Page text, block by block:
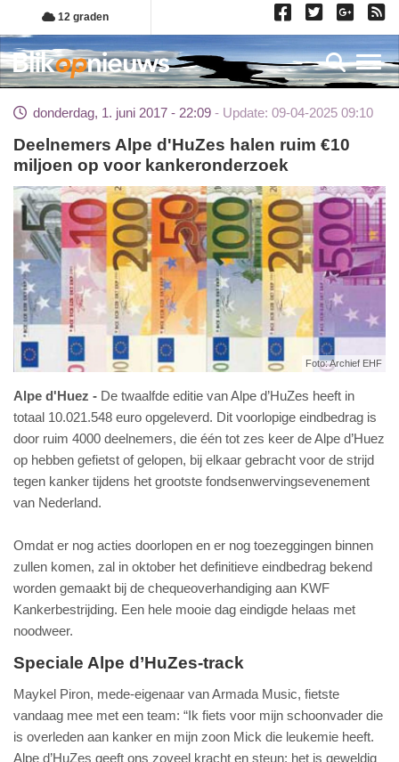
Overslaan
en
naar
de
gaan
12 graden
donderdag, 1. juni 2017 - 22:09 Update: 09-04-2025 09:10
Deelnemers Alpe d'HuZes halen ruim €10
miljoen op voor kankeronderzoek
Foto: Archief EHF
Alpe d'Huez
De twaalfde editie van Alpe d’HuZes heeft in
totaal 10.021.548 euro opgeleverd. Dit voorlopige eindbedrag is
door ruim 4000 deelnemers, die één tot zes keer de Alpe d’Huez
op hebben gefietst of gelopen, bij elkaar gebracht voor de strijd
tegen kanker tijdens het grootste fondsenwervingsevenement
van Nederland.
Omdat er nog acties doorlopen en er nog toezeggingen binnen
zullen komen, zal in oktober het definitieve eindbedrag bekend
worden gemaakt bij de chequeoverhandiging aan KWF
Kankerbestrijding. Een hele mooie dag eindigde helaas met
noodweer.
Speciale Alpe d’HuZes-track
Maykel Piron, mede-eigenaar van Armada Music, fietste
vandaag mee met een team: “Ik fiets voor mijn schoonvader die
is overleden aan kanker en mijn zoon Mick die leukemie heeft.
Alpe d’HuZes geeft ons zoveel kracht en steun; het is geweldig